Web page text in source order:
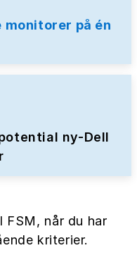
på én
ny-Dell
FSM, når du har
kriterier.